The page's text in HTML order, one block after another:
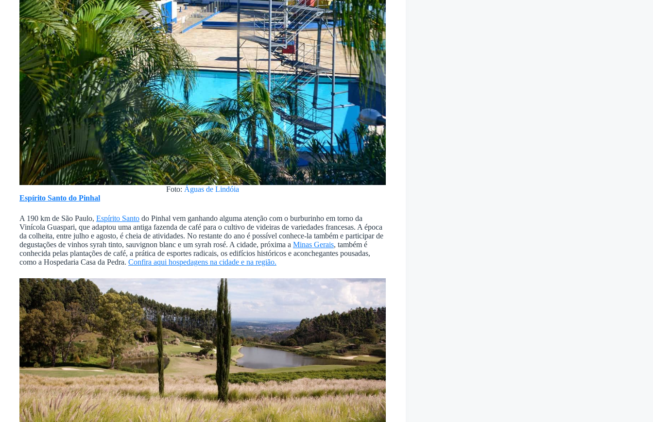
Foto: Águas de Lindóia
Espírito Santo do Pinhal
A 190 km de São Paulo, Espírito Santo do Pinhal vem ganhando alguma atenção com o burburinho em torno da
Vinícola Guaspari, que adaptou uma antiga fazenda de café para o cultivo de videiras de variedades francesas. A época
da colheita, entre julho e agosto, é cheia de atividades. No restante do ano é possível conhece-la também e participar de
degustações de vinhos syrah tinto, sauvignon blanc e um syrah rosé. A cidade, próxima a Minas Gerais, também é
conhecida pelas plantações de café, a prática de esportes radicais, os edifícios históricos e aconchegantes pousadas,
como a Hospedaria Casa da Pedra. Confira aqui hospedagens na cidade e na região.